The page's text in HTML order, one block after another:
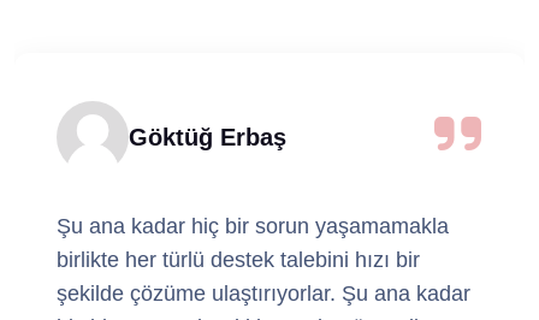
Göktüğ Erbaş
Şu ana kadar hiç bir sorun yaşamamakla
birlikte her türlü destek talebini hızı bir
şekilde çözüme ulaştırıyorlar. Şu ana kadar